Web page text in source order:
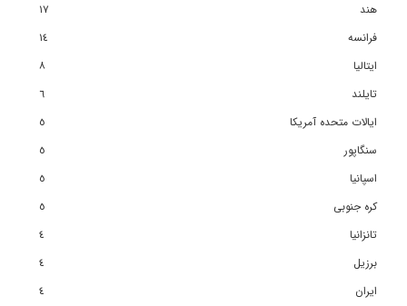
هند
١٧
فرانسه
١٤
ایتالیا
٨
تایلند
٦
ایالات متحده آمریکا
٥
سنگاپور
٥
اسپانیا
٥
کره جنوبی
٥
تانزانیا
٤
برزیل
٤
ایران
٤